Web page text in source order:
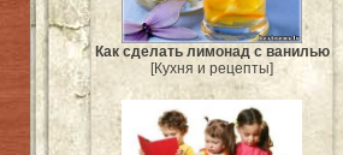
Как сделать лимонад с ванилью
[Кухня и рецепты]